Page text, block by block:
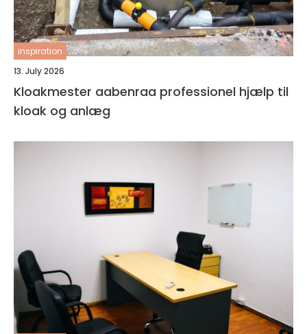
inspiration
13. July 2026
Kloakmester aabenraa professionel hjælp til
kloak og anlæg